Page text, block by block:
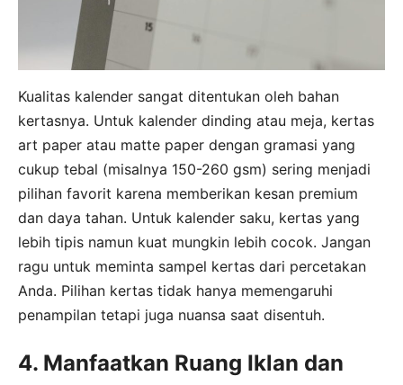
Kualitas kalender sangat ditentukan oleh bahan
kertasnya. Untuk kalender dinding atau meja, kertas
art paper atau matte paper dengan gramasi yang
cukup tebal (misalnya 150-260 gsm) sering menjadi
pilihan favorit karena memberikan kesan premium
dan daya tahan. Untuk kalender saku, kertas yang
lebih tipis namun kuat mungkin lebih cocok. Jangan
ragu untuk meminta sampel kertas dari percetakan
Anda. Pilihan kertas tidak hanya memengaruhi
penampilan tetapi juga nuansa saat disentuh.
4. Manfaatkan Ruang Iklan dan